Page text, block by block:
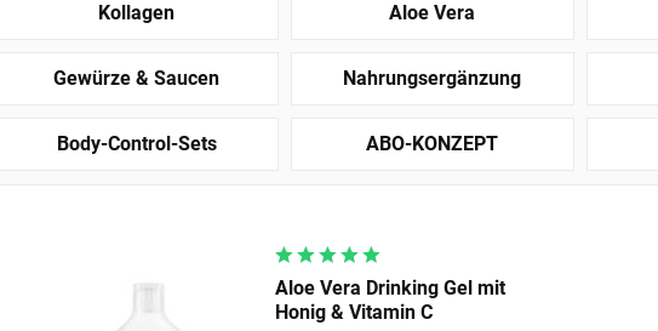
Kollagen Aloe Vera
Gewürze & Saucen Nahrungsergänzung
Body-Control-Sets ABO-KONZEPT
Aloe Vera Drinking Gel mit
Honig & Vitamin C